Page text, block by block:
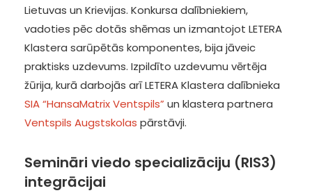
Lietuvas un Krievijas. Konkursa dalībniekiem,
vadoties pēc dotās shēmas un izmantojot LETERA
Klastera sarūpētās komponentes, bija jāveic
praktisks uzdevums. Izpildīto uzdevumu vērtēja
žūrija, kurā darbojās arī LETERA Klastera dalībnieka
SIA “HansaMatrix Ventspils” un klastera partnera
Ventspils Augstskolas pārstāvji.
Semināri viedo specializāciju (RIS3)
integrācijai